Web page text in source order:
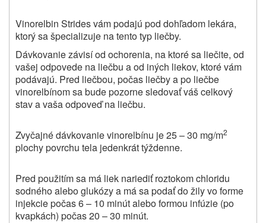
Vinorelbin Strides vám podajú pod dohľadom lekára,
ktorý sa špecializuje na tento typ liečby.
Dávkovanie závisí od ochorenia, na ktoré sa liečite, od
vašej odpovede na liečbu a od iných liekov, ktoré vám
podávajú. Pred liečbou, počas liečby a po liečbe
vinorelbínom sa bude pozorne sledovať váš celkový
stav a vaša odpoveď na liečbu.
Zvyčajné dávkovanie vinorelbínu je 25 – 30 mg/m2
plochy povrchu tela jedenkrát týždenne.
Pred použitím sa má liek nariediť roztokom chloridu
sodného alebo glukózy a má sa podať do žily vo forme
injekcie počas 6 – 10 minút alebo formou infúzie (po
kvapkách) počas 20 – 30 minút.